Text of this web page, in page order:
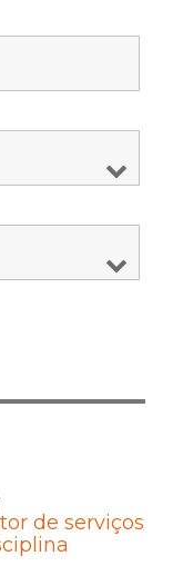
de serviços